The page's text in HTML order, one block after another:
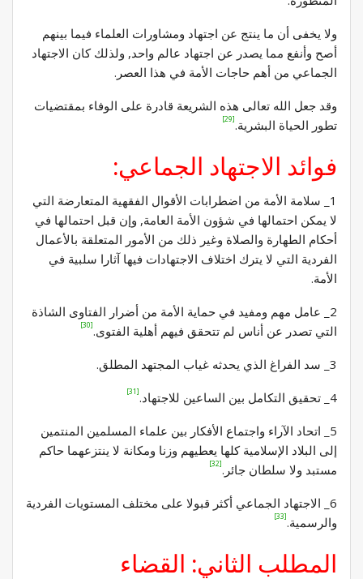
ولا يخفى أن ما ينتج عن اجتهاد ومشاورات العلماء فيما بينهم
أصح وأنفع مما يصدر عن اجتهاد عالم واحد, ولذلك كان الاجتهاد
الجماعي من أهم حاجات الأمة في هذا العصر.
وقد جعل الله تعالى هذه الشريعة قادرة على الوفاء بمقتضيات
تطور الحياة البشرية.[29]
فوائد الاجتهاد الجماعي:
1_ سلامة الأمة من اضطرابات الأقوال الفقهية المتعارضة التي
لا يمكن احتمالها في شؤون الأمة العامة, وإن قبل احتمالها في
أحكام الطهارة والصلاة وغير ذلك من الأمور المتعلقة بالأعمال
الفردية التي لا يترك اختلاف الاجتهادات فيها آثارا سلبية في
الأمة.
2_ عامل مهم ومفيد في حماية الأمة من أضرار الفتاوى الشاذة
التي تصدر عن أناس لم تتحقق فيهم أهلية الفتوى.[30]
3_ سد الفراغ الذي يحدثه غياب المجتهد المطلق.
4_ تحقيق التكامل بين الساعين للاجتهاد. [31]
5_ اتحاد الآراء واجتماع الأفكار بين علماء المسلمين المنتمين
إلى البلاد الإسلامية كلها يعطيهم وزنا ومكانة لا ينتزعهما حاكم
مستبد ولا سلطان جائر.[32]
6_ الاجتهاد الجماعي أكثر قبولا على مختلف المستويات الفردية
والرسمية.[33]
المطلب الثاني: القضاء